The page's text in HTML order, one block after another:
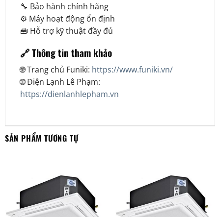
🔧 Bảo hành chính hãng
⚙️ Máy hoạt động ổn định
🧰 Hỗ trợ kỹ thuật đầy đủ
🔗 Thông tin tham khảo
🌐 Trang chủ Funiki: https://www.funiki.vn/
🌐 Điện Lạnh Lê Phạm:
https://dienlanhlepham.vn
SẢN PHẨM TƯƠNG TỰ